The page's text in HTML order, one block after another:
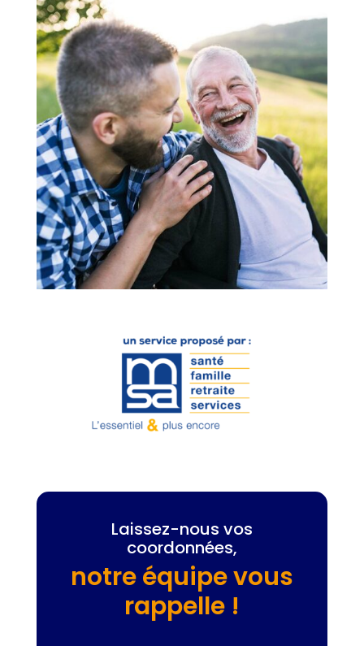
Laissez-nous vos
coordonnées,
notre équipe vous
rappelle !